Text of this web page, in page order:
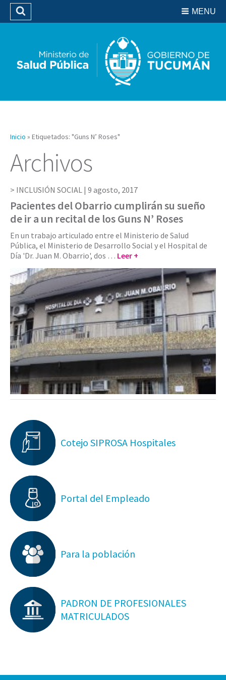
Biblioteca
MENU
Buscar
Inicio » Etiquetados: "Guns N’ Roses"
Archivos
INCLUSIÓN SOCIAL | 9 agosto, 2017
Pacientes del Obarrio cumplirán su sueño
de ir a un recital de los Guns N’ Roses
En un trabajo articulado entre el Ministerio de Salud
Pública, el Ministerio de Desarrollo Social y el Hospital de
Día 'Dr. Juan M. Obarrio', dos … Leer +
Cotejo SIPROSA Hospitales
Portal del Empleado
Para la población
PADRON DE PROFESIONALES
MATRICULADOS